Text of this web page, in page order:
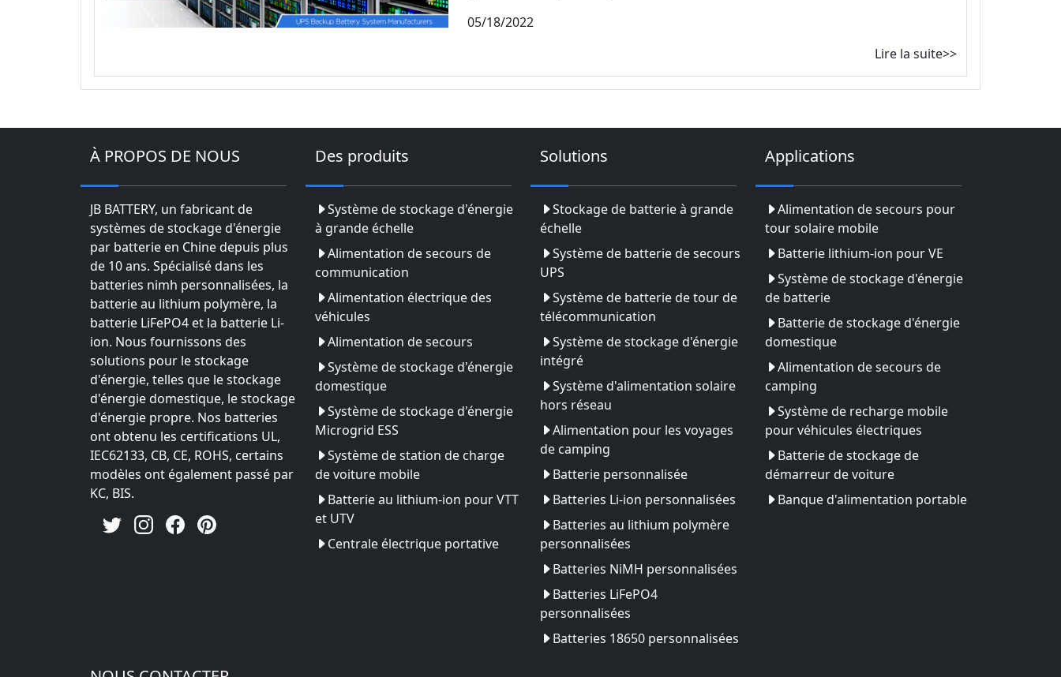
05/18/2022
Lire la suite>>
À PROPOS DE NOUS
JB BATTERY, un fabricant de
systèmes de stockage d'énergie
par batterie en Chine depuis plus
de 10 ans. Spécialisé dans les
batteries nimh personnalisées, la
batterie au lithium polymère, la
batterie LiFePO4 et la batterie Li-
ion. Nous fournissons des
solutions pour le stockage
d'énergie, telles que le stockage
d'énergie domestique, le stockage
d'énergie propre. Nos batteries
ont obtenu les certifications UL,
IEC62133, CB, CE, ROHS, certains
modèles ont également passé par
KC, BIS.
Des produits
Système de stockage d'énergie
à grande échelle
Alimentation de secours de
communication
Alimentation électrique des
véhicules
Alimentation de secours
Système de stockage d'énergie
domestique
Système de stockage d'énergie
Microgrid ESS
Système de station de charge
de voiture mobile
Batterie au lithium-ion pour VTT
et UTV
Centrale électrique portative
Solutions
Stockage de batterie à grande
échelle
Système de batterie de secours
UPS
Système de batterie de tour de
télécommunication
Système de stockage d'énergie
intégré
Système d'alimentation solaire
hors réseau
Alimentation pour les voyages
de camping
Batterie personnalisée
Batteries Li-ion personnalisées
Batteries au lithium polymère
personnalisées
Batteries NiMH personnalisées
Batteries LiFePO4
personnalisées
Batteries 18650 personnalisées
Applications
Alimentation de secours pour
tour solaire mobile
Batterie lithium-ion pour VE
Système de stockage d'énergie
de batterie
Batterie de stockage d'énergie
domestique
Alimentation de secours de
camping
Système de recharge mobile
pour véhicules électriques
Batterie de stockage de
démarreur de voiture
Banque d'alimentation portable